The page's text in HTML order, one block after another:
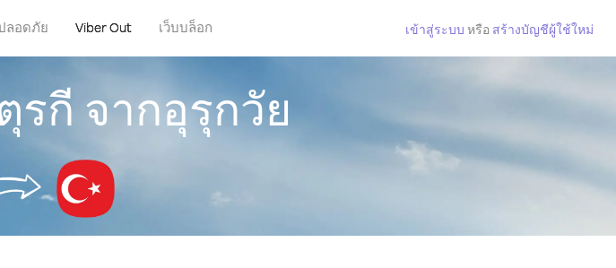
ลอดภัย Viber Out เว็บบล็อก เข้าสู่ระบบ หรือ สร้างบัญชีผู้ใช้ใหม่
รกี จากอุรุกวัย